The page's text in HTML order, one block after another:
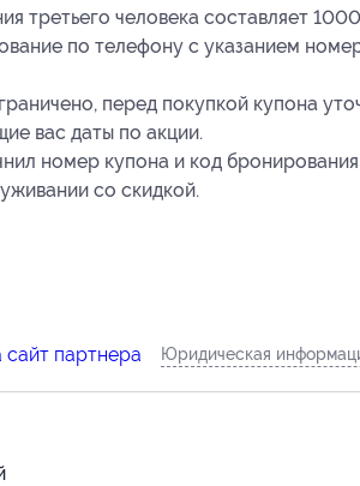
третьего человека составляет
по телефону с указанием
перед покупкой купона
вас даты по акции.
номер купона и код бронирования
со скидкой.
партнера Юридическая